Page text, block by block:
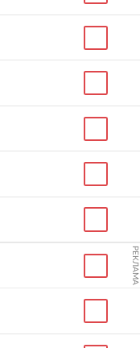
РЕКЛАМА